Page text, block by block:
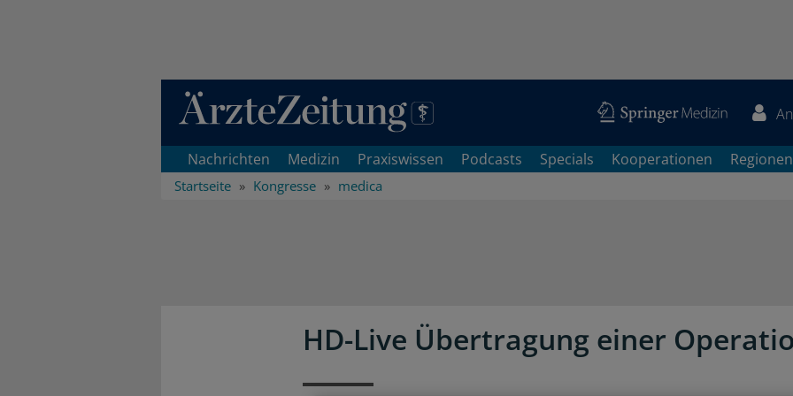
Direkt zum Inhaltsbereich
Nachrichten Medizin Praxiswissen Podcasts Specials Kooperationen Regionen
Startseite Kongresse medica
HD-Live Übertragung einer